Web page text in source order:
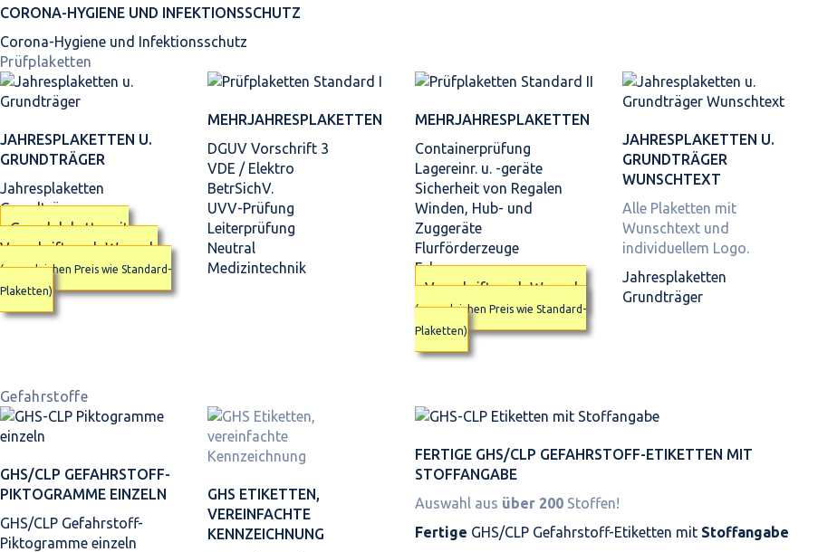
CORONA-HYGIENE UND INFEKTIONSSCHUTZ
Corona-Hygiene und Infektionsschutz
Prüfplaketten
JAHRES­PLAKETTEN U.
GRUNDTRÄGER
Jahresplaketten
Grundträger
Grundplakette mit
Vorschrift nach Wunsch
(zum gleichen Preis wie Standard-
Plaketten)
MEHRJAHRES­PLAKETTEN
DGUV Vorschrift 3
VDE / Elektro
BetrSichV.
UVV-Prüfung
Leiterprüfung
Neutral
Medizintechnik
MEHRJAHRES­PLAKETTEN
Containerprüfung
Lagereinr. u. -geräte
Sicherheit von Regalen
Winden, Hub- und
Zuggeräte
Flurförderzeuge
Fahrzeuge
Vorschrift nach Wunsch
(zum gleichen Preis wie Standard-
Plaketten)
JAHRES­PLAKETTEN U.
GRUNDTRÄGER
WUNSCHTEXT
Alle Plaketten mit
Wunschtext und
individuellem Logo.
Jahresplaketten
Grundträger
Gefahrstoffe
GHS/CLP GEFAHRSTOFF-
PIKTOGRAMME EINZELN
GHS/CLP Gefahrstoff-
Piktogramme einzeln
GHS ETIKETTEN,
VEREINFACHTE
KENNZEICHNUNG
FERTIGE GHS/CLP GEFAHRSTOFF-ETIKETTEN MIT
STOFFANGABE
Auswahl aus über 200 Stoffen!
Fertige GHS/CLP Gefahrstoff-Etiketten mit Stoffangabe